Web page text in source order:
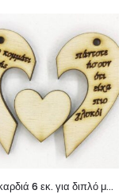
Ξύλινη καρδιά 6 εκ. για διπλό μπρελόκ 026